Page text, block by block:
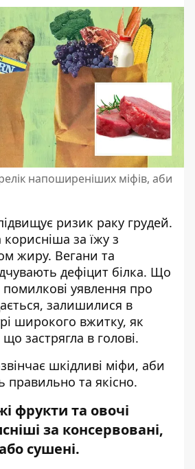
напоширеніших міфів, аби
ризик раку грудей.
за їжу з
жиру. Вегани та
дефіцит білка. Що
помилкові уявлення про
залишилися в
широкого вжитку, як
застрягла в голові.
шкідливі міфи, аби
правильно та якісно.
фрукти та овочі
за консервовані,
сушені.